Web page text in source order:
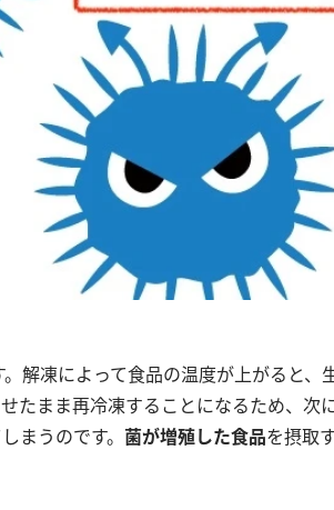
。解凍によって食品の温度が上がると、
たまま再冷凍することになるため、次
まうのです。 菌が増殖した食品を摂取